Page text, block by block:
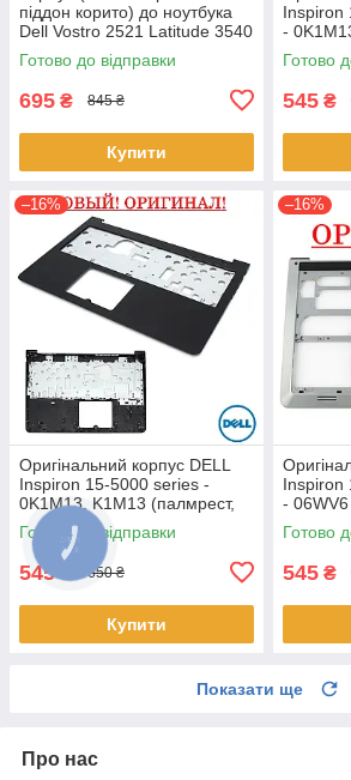
піддон корито) до ноутбука
Dell Vostro 2521 Latitude 3540
(0YXMG9, AP0ZG000200)
Готово до відправки
695 ₴ 845 ₴
Купити
Inspiron
-
верх)
Готово
545 ₴
–16%
Оригінальний корпус DELL
Inspiron 15-5000 series -
0K1M13, K1M13 (палмрест,
топкейс, верх)
Готово до відправки
545₴ 650 ₴
Купити
–16%
Inspiron
- 06WV6
Готово
545 ₴
Показати ще
Про нас